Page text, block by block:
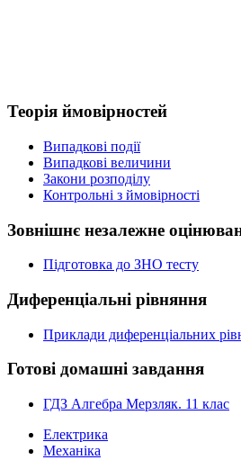
Теорія ймовірностей
Випадкові події
Випадкові величини
Закони розподілу
Контрольні з ймовірності
Зовнішнє незалежне
Підготовка до ЗНО тесту
Диференціальні рівняння
Приклади диференціальних
Готові домашні завдання
ГДЗ Алгебра Мерзляк. 11 клас
Електрика
Механіка